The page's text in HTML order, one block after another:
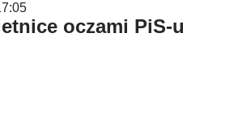
oczami PiS-u